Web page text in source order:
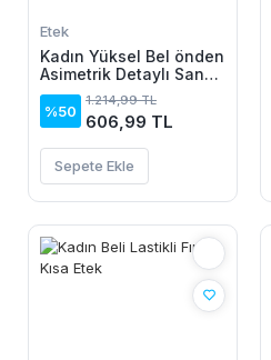
Etek
Kadın Yüksel Bel önden
Asimetrik Detaylı Sandy
Etek
%50
1.214,99 TL
606,99 TL
Sepete Ekle